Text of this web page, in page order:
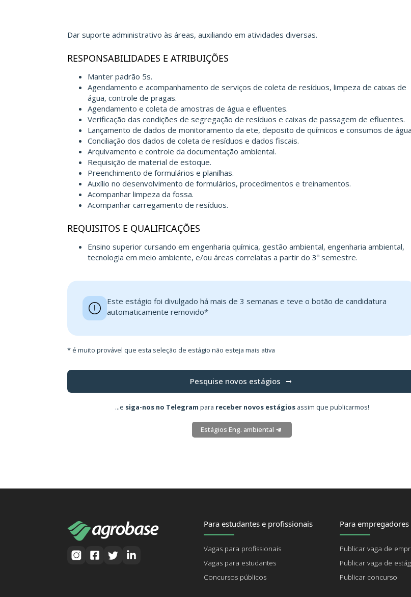
Dar suporte administrativo às áreas, auxiliando em atividades diversas.
RESPONSABILIDADES E ATRIBUIÇÕES
Manter padrão 5s.
Agendamento e acompanhamento de serviços de coleta de resíduos, limpeza de caixas de
água, controle de pragas.
Agendamento e coleta de amostras de água e efluentes.
Verificação das condições de segregação de resíduos e caixas de passagem de efluentes.
Lançamento de dados de monitoramento da ete, deposito de químicos e consumos de
Conciliação dos dados de coleta de resíduos e dados fiscais.
Arquivamento e controle da documentação ambiental.
Requisição de material de estoque.
Preenchimento de formulários e planilhas.
Auxílio no desenvolvimento de formulários, procedimentos e treinamentos.
Acompanhar limpeza da fossa.
Acompanhar carregamento de resíduos.
REQUISITOS E QUALIFICAÇÕES
Ensino superior cursando em engenharia química, gestão ambiental, engenharia ambiental,
tecnologia em meio ambiente, e/ou áreas correlatas a partir do 3º semestre.
Este estágio foi divulgado há mais de 3 semanas e teve o botão de candidatura
automaticamente removido*
* é muito provável que esta seleção de estágio não esteja mais ativa
Pesquise novos estágios
...e siga-nos no Telegram para receber novos estágiosassim que publicarmos!
Estágios Eng. ambiental
Para estudantes e profissionais
Vagas para profissionais
Vagas para estudantes
Concursos públicos
Para
Publicar vaga de
Publicar vaga de
Publicar concurso